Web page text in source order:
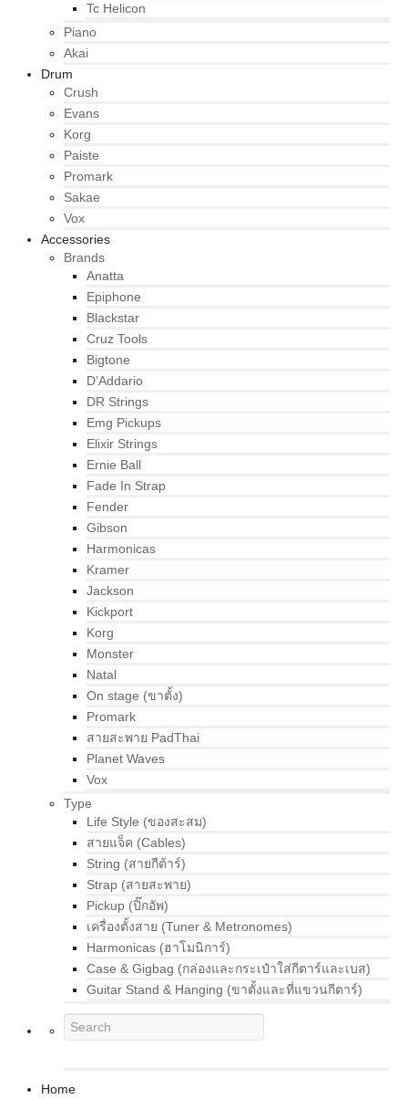
Tc Helicon
Piano
Akai
Drum
Crush
Evans
Korg
Paiste
Promark
Sakae
Vox
Accessories
Brands
Anatta
Epiphone
Blackstar
Cruz Tools
Bigtone
D’Addario
DR Strings
Emg Pickups
Elixir Strings
Ernie Ball
Fade In Strap
Fender
Gibson
Harmonicas
Kramer
Jackson
Kickport
Korg
Monster
Natal
On stage (ขาตั้ง)
Promark
สายสะพาย PadThai
Planet Waves
Vox
Type
Life Style (ของสะสม)
สายแจ็ค (Cables)
String (สายกีต้าร์)
Strap (สายสะพาย)
Pickup (ปิ๊กอัพ)
เครื่องตั้งสาย (Tuner & Metronomes)
Harmonicas (ฮาโมนิการ์)
Case & Gigbag (กล่องและกระเป๋าใส่กีตาร์และเบส)
Guitar Stand & Hanging (ขาตั้งและที่แขวนกีตาร์)
Home